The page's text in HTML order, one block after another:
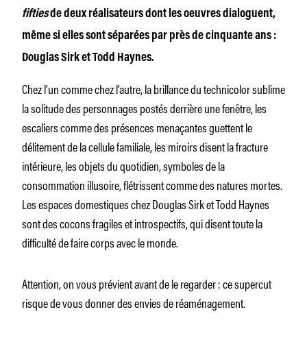
fiftiesde deux réalisateurs dont les oeuvres dialoguent,
même si elles sont séparées par près de cinquante ans :
Douglas Sirk et Todd Haynes.
Chez l’un comme chez l’autre, la brillance du technicolor sublime
la solitude des personnages postés derrière une fenêtre, les
escaliers comme des présences menaçantes guettent le
délitement de la cellule familiale, les miroirs disent la fracture
intérieure, les objets du quotidien, symboles de la
consommation illusoire, flétrissent comme des natures mortes.
Les espaces domestiques chez Douglas Sirk et Todd Haynes
sont des cocons fragiles et introspectifs, qui disent toute la
difficulté de faire corps avec le monde.
Attention, on vous prévient avant de le regarder : ce supercut
risque de vous donner des envies de réaménagement.